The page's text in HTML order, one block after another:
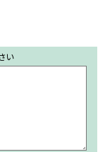
い